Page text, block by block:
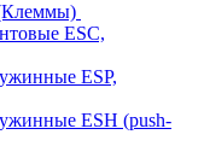
ESC,
ESP,
ESH (push-